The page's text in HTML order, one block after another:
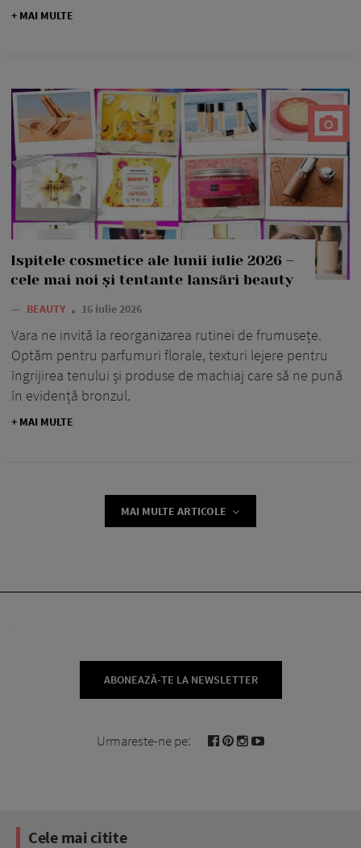
+ MAI MULTE
Ispitele cosmetice ale lunii iulie 2026 –
cele mai noi și tentante lansări beauty
— BEAUTY 16 iulie 2026
Vara ne invită la reorganizarea rutinei de frumusețe.
Optăm pentru parfumuri florale, texturi lejere pentru
îngrijirea tenului și produse de machiaj care să ne pună
în evidență bronzul.
+ MAI MULTE
MAI MULTE ARTICOLE
ABONEAZĂ-TE LA NEWSLETTER
Urmareste-ne pe:
Cele mai citite